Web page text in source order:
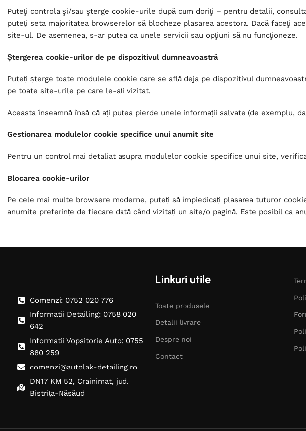
Puteţi controla şi/sau şterge cookie-urile după cum doriţi – pentru detalii,
puteți seta majoritatea browserelor să blocheze plasarea acestora. Dacă faceţi
site-ul. De asemenea, s-ar putea ca unele servicii sau opţiuni să nu funcţioneze.
Ștergerea cookie-urilor de pe dispozitivul dumneavoastră
Puteți șterge toate modulele cookie care se află deja pe dispozitivul
pe toate site-urile pe care le-ați vizitat.
Aceasta înseamnă însă că ați putea pierde unele informații salvate (de exemplu,
Gestionarea modulelor cookie specifice unui anumit site
Pentru un control mai detaliat asupra modulelor cookie specifice unui site,
Blocarea cookie-urilor
Pe cele mai multe browsere moderne, puteți să împiedicați plasarea tuturor
anumite preferințe de fiecare dată când vizitați un site/o pagină. Este posibil ca
Comenzi: 0752 020 776
Informatii Detailing: 0758 020
642
Informatii Vopsitorie Auto: 0755
880 259
comenzi@autolak-detailing.ro
DN17 KM 52, Crainimat, jud.
Bistrița-Năsăud
Linkuri utile
Toate produsele
Detalii livrare
Despre noi
Contact